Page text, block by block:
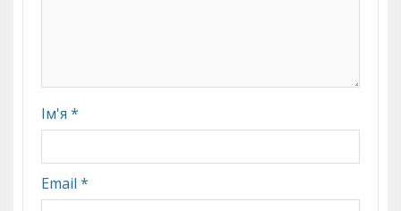
Ім'я *
Email *